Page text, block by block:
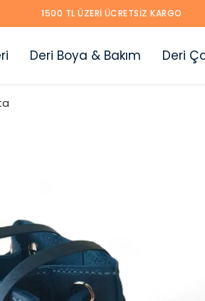
1500 TL ÜZERI ÜCRETSIZ KARGO
Deri Boya & Bakım Deri